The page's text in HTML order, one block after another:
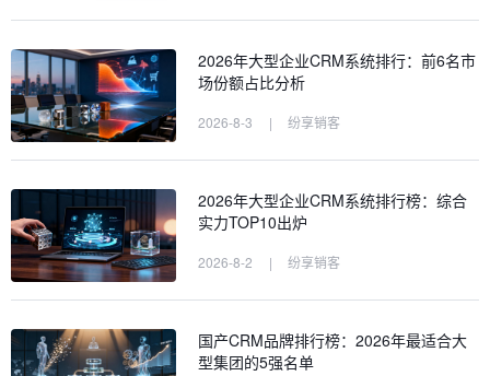
2026年大型企业CRM系统排行：前6名市
场份额占比分析
2026-8-3 | 纷享销客
2026年大型企业CRM系统排行榜：综合
实力TOP10出炉
2026-8-2 | 纷享销客
国产CRM品牌排行榜：2026年最适合大
型集团的5强名单